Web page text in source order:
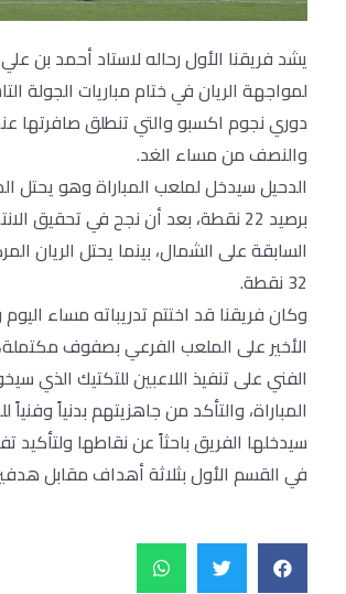
يشد فريقنا الأول رحاله لاستاد أحمد بن
لمواجهة الريان في ختام مباريات الجولة
دوري نجوم اكسبو والتي تنطلق صافرتها
والنصف من مساء الغد.
الدحيل سيدخل لملعب المباراة وهو يحتل
برصيد 22 نقطة، بعد أن نجح في تحقيق
السابقة على الشمال، بينما يحتل الريان
32 نقطة.
وكان فريقنا قد اختتم تدريباته مساء
الأخير على الملعب الفرعي بصفوف
الفني على تنفيذ اللاعبين للتكتيك الذي
المباراة، والتأكد من جاهزيتهم بدنياً
سيدخلها الفريق باحثاً عن نقاطها ولتأكيد
في القسم الأول بثلاثة أهداف مقابل